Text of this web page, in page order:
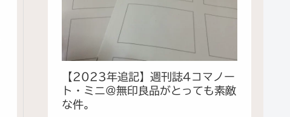
【2023年追記】週刊誌4コマノー
ト・ミニ＠無印良品がとっても素敵
な件。